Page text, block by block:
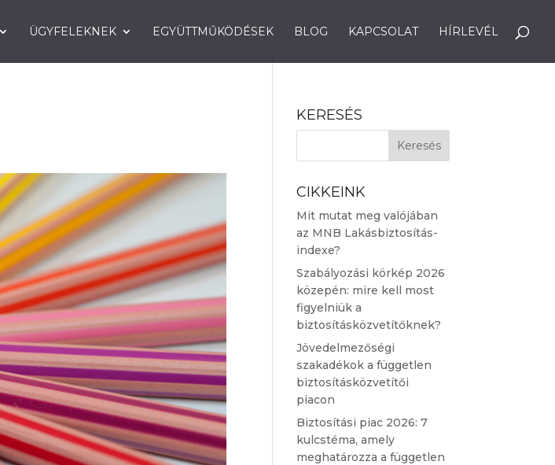
ÜGYFELEKNEK EGYÜTTMŰKÖDÉSEK BLOG KAPCSOLAT HÍRLEVÉL
KERESÉS
CIKKEINK
Mit mutat meg valójában
az MNB Lakásbiztosítás-
indexe?
Szabályozási körkép 2026
közepén: mire kell most
figyelniük a
biztosításközvetítőknek?
Jövedelmezőségi
szakadékok a független
biztosításközvetítői
piacon
Biztosítási piac 2026: 7
kulcstéma, amely
meghatározza a független